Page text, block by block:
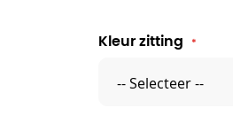
Kleur zitting